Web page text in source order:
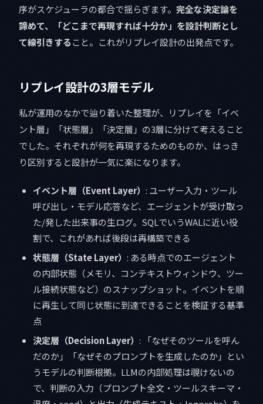
序がスケジューラの都合で揺らぎます。 完全な決定論を
諦めて、「どこまで再現すれば十分か」を設計判断とし
て線引きすること。これがリプレイ設計の出発点です。
リプレイ設計の3層モデル
私が運用のなかで辿り着いた整理が、リプレイを「イベ
ント層」「状態層」「決定層」の3層に分けて考えること
でした。それぞれが何を再現するためのものか、はっき
り区別すると設計が一気に楽になります。
イベント層（Event Layer） : ユーザー入力・ツール
呼び出し・モデル応答など、エージェントが受け取っ
た/発した出来事の生ログ。SQLでいうWALに近い役
割で、これがあれば後段は再構築できる
状態層（State Layer） : ある時点でのエージェント
の内部状態（メモリ、コンテキストウィンドウ、ツー
ル接続状態など）のスナップショット。イベントを順
に再生して同じ状態に到達できることを検証する基準
点
決定層（Decision Layer） : 「なぜそのツールを呼ん
だのか」「なぜそのプロンプトを生成したのか」とい
うモデルの判断根拠。LLMの内部処理は覗けないの
で、判断の入力（プロンプト全文・ツールスキーマ・